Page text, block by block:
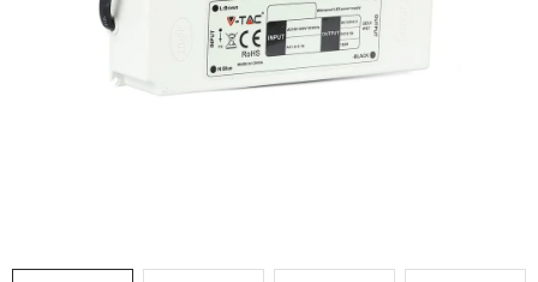
SAMSUNG SVIETIDLÁ
SOLÁRNE SYSTÉMY
OBCHODNÉ PODMIENKY